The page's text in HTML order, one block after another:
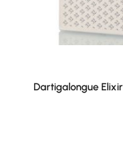
Dartigalongue